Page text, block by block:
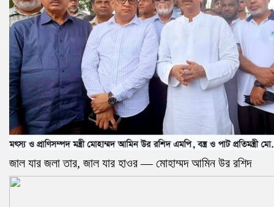
জাল যার জলা তার, জাল যার হাওর — মোহাম্মদ আমিন উর রশিদ